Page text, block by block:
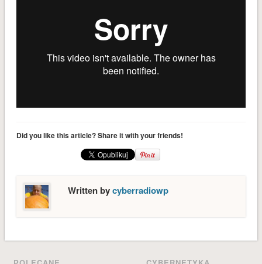
październik 2016
maj 2016
luty 2016
styczeń 2016
Did you like this article? Share it with your friends!
Written bycyberradiowp